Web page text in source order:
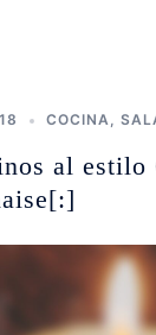
COCINA
al estilo